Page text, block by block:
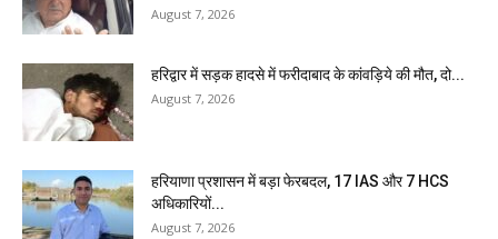
August 7, 2026
हरिद्वार में सड़क हादसे में फरीदाबाद के कांवड़िये की मौत, दो...
August 7, 2026
हरियाणा प्रशासन में बड़ा फेरबदल, 17 IAS और 7 HCS
अधिकारियों...
August 7, 2026